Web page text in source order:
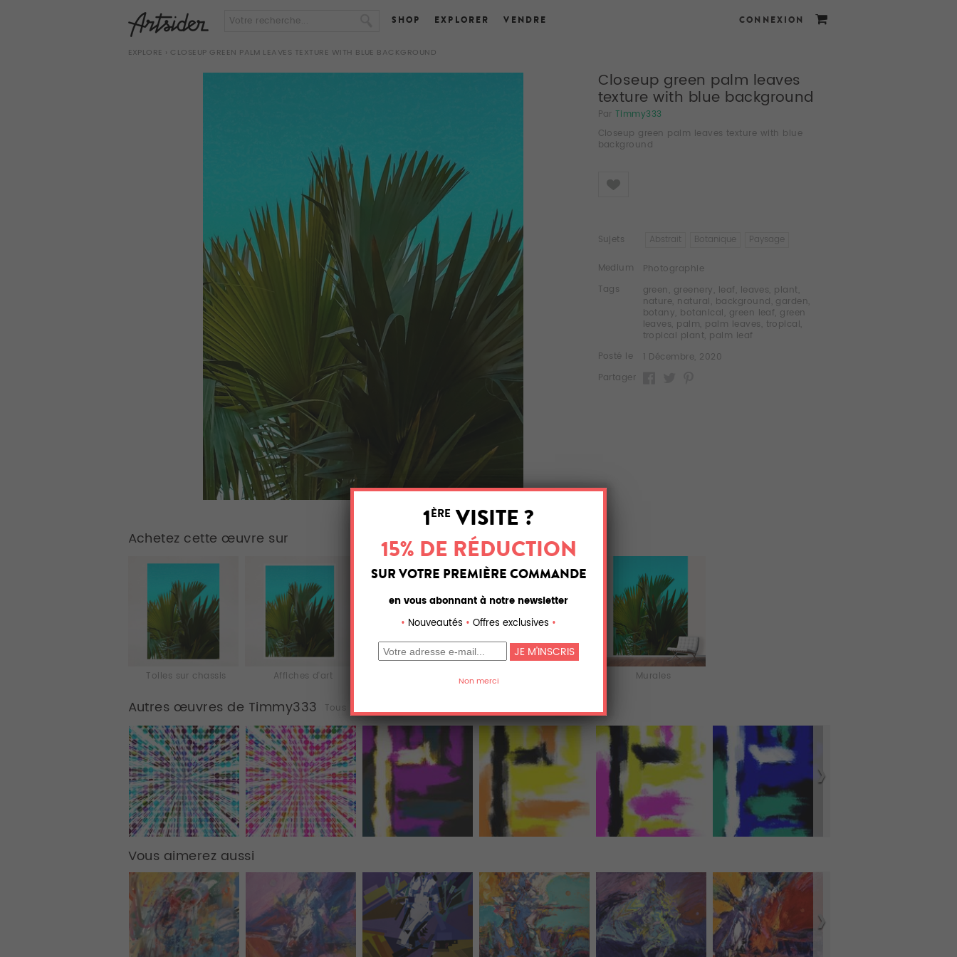
SHOP EXPLORER VENDRE CONNEXION
EXPLORE › CLOSEUP GREEN PALM LEAVES TEXTURE WITH BLUE BACKGROUND
Closeup green palm leaves
texture with blue background
Par Timmy333
Closeup green palm leaves texture with blue
background
Like
Sujets Abstrait Botanique Paysage
Medium
Photographie
Tags
green greenery leaf leaves plant
nature natural background garden
botany botanical green leaf green
leaves palm palm leaves tropical
tropical plant palm leaf
Posté le
1 Décembre, 2020
Partager
Achetez cette œuvre sur
Toiles sur chassis Affiches d'art Murales
Autres œuvres de Timmy333 Tous (3577)
Vous aimerez aussi